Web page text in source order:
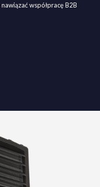
współpracę B2B